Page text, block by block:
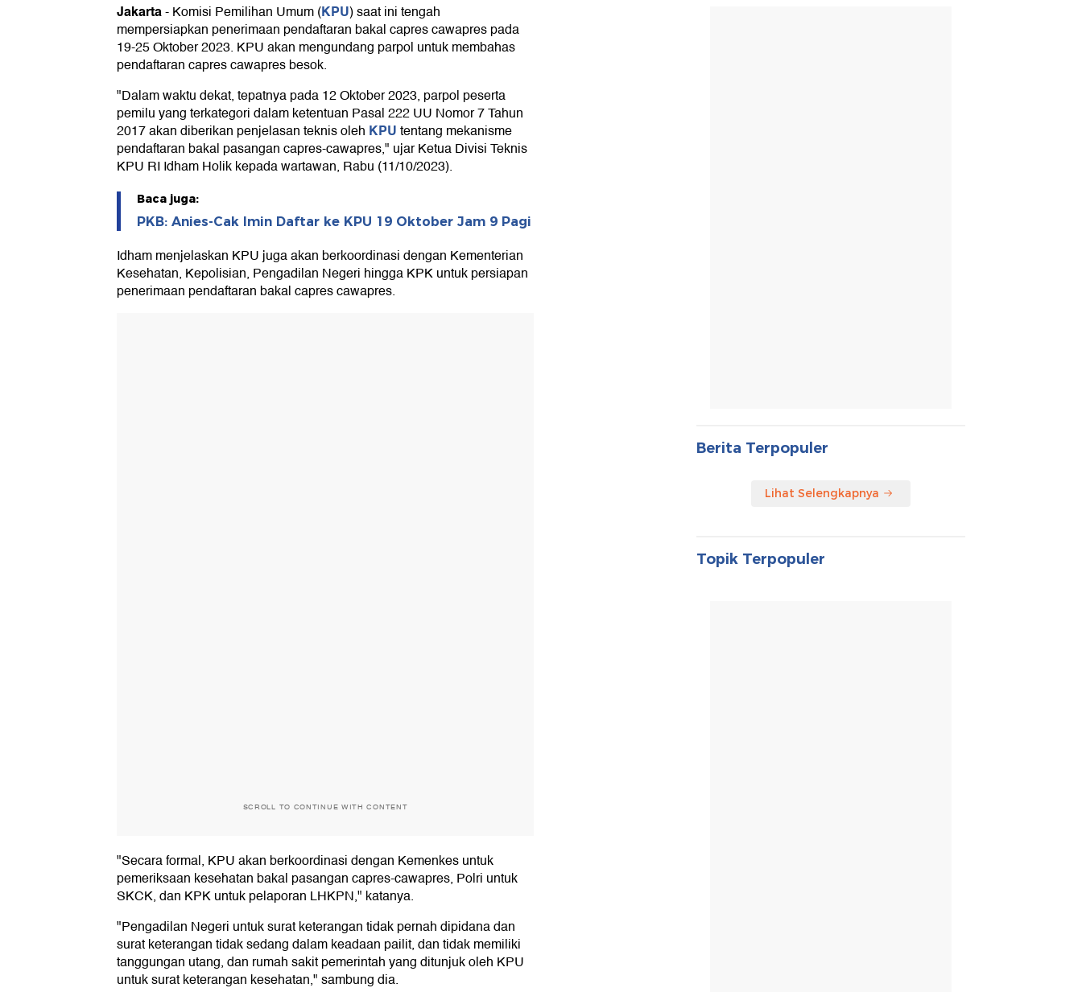
Jakarta-Komisi Pemilihan Umum (KPU) saat ini tengah
mempersiapkan penerimaan pendaftaran bakal capres cawapres pada
19-25 Oktober 2023. KPU akan mengundang parpol untuk membahas
pendaftaran capres cawapres besok.
"Dalam waktu dekat, tepatnya pada 12 Oktober 2023, parpol peserta
pemilu yang terkategori dalam ketentuan Pasal 222 UU Nomor 7 Tahun
2017 akan diberikan penjelasan teknis oleh KPUtentang mekanisme
pendaftaran bakal pasangan capres-cawapres," ujar Ketua Divisi Teknis
KPU RI Idham Holik kepada wartawan, Rabu (11/10/2023).
Baca juga:
PKB: Anies-Cak Imin Daftar ke KPU 19 Oktober Jam 9 Pagi
Idham menjelaskan KPU juga akan berkoordinasi dengan Kementerian
Kesehatan, Kepolisian, Pengadilan Negeri hingga KPK untuk persiapan
penerimaan pendaftaran bakal capres cawapres.
SCROLL TO CONTINUE WITH CONTENT
"Secara formal, KPU akan berkoordinasi dengan Kemenkes untuk
pemeriksaan kesehatan bakal pasangan capres-cawapres, Polri untuk
SKCK, dan KPK untuk pelaporan LHKPN," katanya.
"Pengadilan Negeri untuk surat keterangan tidak pernah dipidana dan
surat keterangan tidak sedang dalam keadaan pailit, dan tidak memiliki
tanggungan utang, dan rumah sakit pemerintah yang ditunjuk oleh KPU
untuk surat keterangan kesehatan," sambung dia.
Berita Terpopuler
Lihat Selengkapnya
Topik Terpopuler